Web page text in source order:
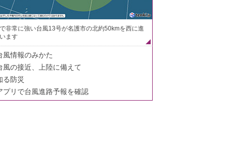
非常に強い台風13号が名護市の北約50kmを西に進
ます
風情報のみかた
風の接近、上陸に備えて
る防災
プリで台風進路予報を確認